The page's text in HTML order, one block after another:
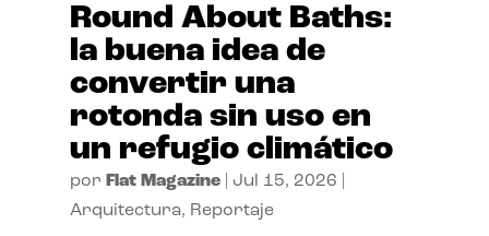
Round About Baths:
la buena idea de
convertir una
rotonda sin uso en
un refugio climático
por Flat Magazine| Jul 15, 2026
Arquitectura, Reportaje